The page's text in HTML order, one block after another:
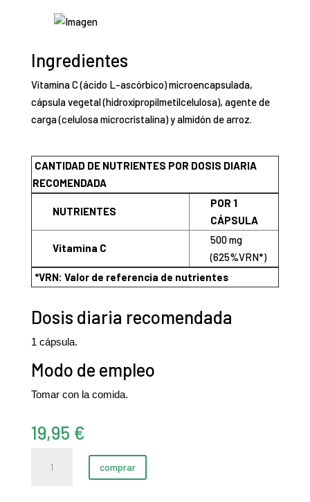
Ingredientes
Vitamina C (ácido L-ascórbico) microencapsulada,
cápsula vegetal (hidroxipropilmetilcelulosa), agente de
carga (celulosa microcristalina) y almidón de arroz.
CANTIDAD DE NUTRIENTES POR DOSIS DIARIA
RECOMENDADA
NUTRIENTES
POR 1
CÁPSULA
Vitamina C
500 mg
(625%VRN*)
*VRN: Valor de referencia de nutrientes
Dosis diaria recomendada
1 cápsula.
Modo de empleo
Tomar con la comida.
19,95 €
comprar